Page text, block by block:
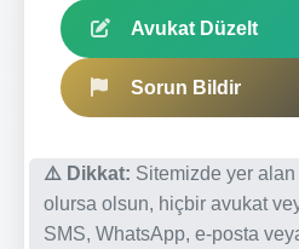
Avukat Düzelt
Sorun Bildir
⚠️ Dikkat: Sitemizde yer
olursa olsun, hiçbir avukat
SMS, WhatsApp, e-posta